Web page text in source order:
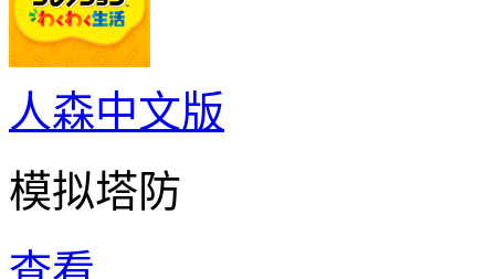
人森中文版
模拟塔防